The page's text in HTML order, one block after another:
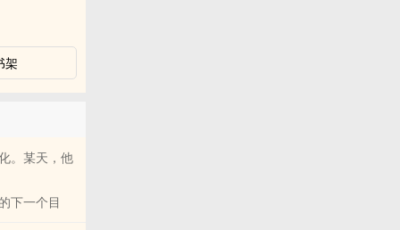
架
。某天，他
下一个目